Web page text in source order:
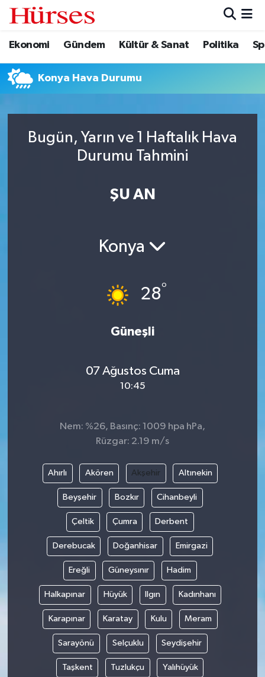
Ekonomi Gündem Kültür & Sanat Politika
Konya Hava Durumu
Bugün, Yarın ve 1 Haftalık Hava
Durumu Tahmini
ŞU AN
Konya
28°
Güneşli
07 Ağustos Cuma
10:45
Nem: %26, Basınç: 1009 hpa hPa,
Rüzgar: 2.19 m/s
Ahırlı Akören Akşehir Altınekin
Beyşehir Bozkır Cihanbeyli
Çeltik Çumra Derbent
Derebucak Doğanhisar Emirgazi
Ereğli Güneysınır Hadim
Halkapınar Hüyük Ilgın Kadınhanı
Karapınar Karatay Kulu Meram
Sarayönü Selçuklu Seydişehir
Taşkent Tuzlukçu Yalıhüyük
Ekonomi
Gündem
Politika
Hava Durumu
Trafik Durumu
Tüm Manşetler